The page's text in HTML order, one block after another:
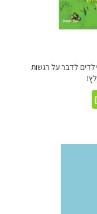
לדבר על רגשות